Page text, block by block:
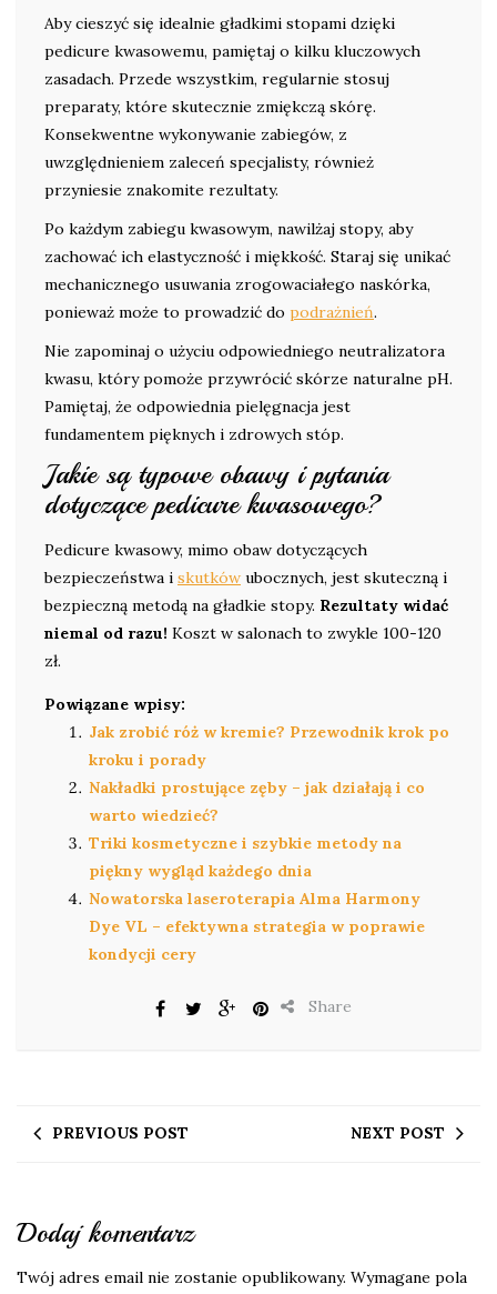
Aby cieszyć się idealnie gładkimi stopami dzięki
pedicure kwasowemu, pamiętaj o kilku kluczowych
zasadach. Przede wszystkim, regularnie stosuj
preparaty, które skutecznie zmiękczą skórę.
Konsekwentne wykonywanie zabiegów, z
uwzględnieniem zaleceń specjalisty, również
przyniesie znakomite rezultaty.
Po każdym zabiegu kwasowym, nawilżaj stopy, aby
zachować ich elastyczność i miękkość. Staraj się unikać
mechanicznego usuwania zrogowaciałego naskórka,
ponieważ może to prowadzić do podrażnień.
Nie zapominaj o użyciu odpowiedniego neutralizatora
kwasu, który pomoże przywrócić skórze naturalne pH.
Pamiętaj, że odpowiednia pielęgnacja jest
fundamentem pięknych i zdrowych stóp.
Jakie są typowe obawy i pytania
dotyczące pedicure kwasowego?
Pedicure kwasowy, mimo obaw dotyczących
bezpieczeństwa i skutków ubocznych, jest skuteczną i
bezpieczną metodą na gładkie stopy. Rezultaty widać
niemal od razu! Koszt w salonach to zwykle 100-120
zł.
Powiązane wpisy:
Jak zrobić róż w kremie? Przewodnik krok po
kroku i porady
Nakładki prostujące zęby – jak działają i co
warto wiedzieć?
Triki kosmetyczne i szybkie metody na
piękny wygląd każdego dnia
Nowatorska laseroterapia Alma Harmony
Dye VL – efektywna strategia w poprawie
kondycji cery
Share
PREVIOUS POST NEXT POST
Dodaj komentarz
Twój adres email nie zostanie opublikowany. Wymagane pola